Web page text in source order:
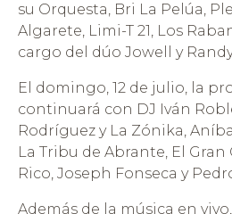
su Orquesta, Bri La Pelúa,
Algarete, Limi-T 21, Los
cargo del dúo Jowell y
El domingo, 12 de julio, la
continuará con DJ Iván
Rodríguez y La Zónika,
La Tribu de Abrante, El
Rico, Joseph Fonseca y
Además de la música en